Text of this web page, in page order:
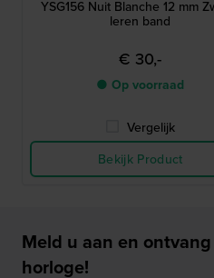
YSG156 Nuit Blanche 12 mm
leren band
€ 30,-
● Op voorraad
Vergelijk
Bekijk Product
Meld u aan en
horloge!